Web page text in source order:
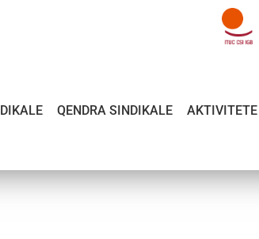
QENDRA SINDIKALE AKTIVITETE